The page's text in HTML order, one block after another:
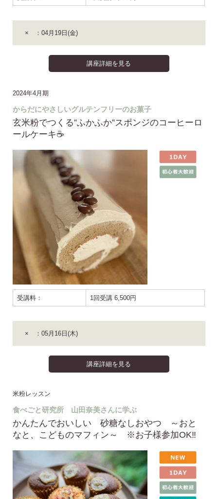
× ：04月19日(金)
講座詳細を見る
2024年4月期
からだにやさしいグルテンフリーのお菓子
玄米粉でつくる”ふかふか”スポンジのコーヒーロ
ールケーキ☕
受講料： 1回受講 6,500円
× ：05月16日(木)
講座詳細を見る
米粉レッスン
食べごと研究所 山田奈美さんに学ぶ
かんたんでおいしい 砂糖なしおやつ ～おと
なと、こどものマフィン～ ※お子様参加OK‼